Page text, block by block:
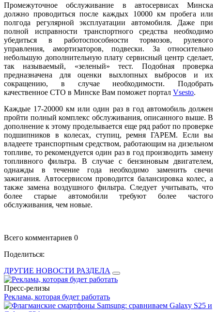
Промежуточное обслуживание в автосервисах Минска
должно проводиться после каждых 10000 км пробега или
полгода регулярной эксплуатации автомобиля. Даже при
полной исправности транспортного средства необходимо
убедиться в работоспособности тормозов, рулевого
управления, амортизаторов, подвески. За относительно
небольшую дополнительную плату сервисный центр сделает,
так называемый, «зеленый» тест. Подобная проверка
предназначена для оценки выхлопных выбросов и их
сокращению, в случае необходимости. Подобрать
качественное СТО в Минске Вам поможет портал Vsesto.
Каждые 17-20000 км или один раз в год автомобиль должен
пройти полный комплекс обслуживания, описанного выше. В
дополнение к этому проделывается еще ряд работ по проверке
подшипников в колесах, ступиц, ремня ГАРЕМ. Если вы
владеете транспортным средством, работающим на дизельном
топливе, то рекомендуется один раз в год производить замену
топливного фильтра. В случае с бензиновым двигателем,
однажды в течение года необходимо заменить свечи
зажигания. Автосервисом проводится балансировка колес, а
также замена воздушного фильтра. Следует учитывать, что
более старые автомобили требуют более частого
обслуживания, чем новые.
Всего комментариев 0
Поделиться:
ДРУГИЕ НОВОСТИ РАЗДЕЛА
Пресс-релизы
Реклама, которая будет работать